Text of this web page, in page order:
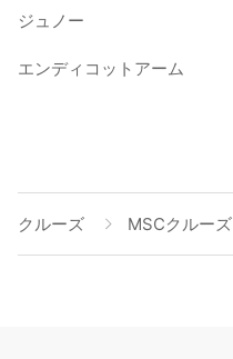
ジュノー
エンディコットアーム
クルーズ MSCクルーズ